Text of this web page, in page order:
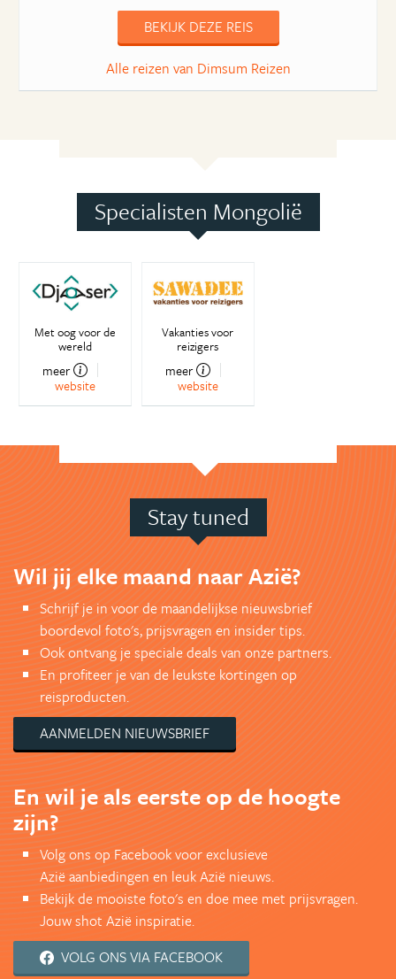
BEKIJK DEZE REIS
Alle reizen van Dimsum Reizen
Specialisten Mongolië
Met oog voor de
wereld
meer
website
Vakanties voor
reizigers
meer
website
Stay tuned
Wil jij elke maand naar Azië?
Schrijf je in voor de maandelijkse nieuwsbrief
boordevol foto's, prijsvragen en insider tips.
Ook ontvang je speciale deals van onze partners.
En profiteer je van de leukste kortingen op
reisproducten.
AANMELDEN NIEUWSBRIEF
En wil je als eerste op de hoogte
zijn?
Volg ons op Facebook voor exclusieve
Azië aanbiedingen en leuk Azië nieuws.
Bekijk de mooiste foto's en doe mee met prijsvragen.
Jouw shot Azië inspiratie.
VOLG ONS VIA FACEBOOK